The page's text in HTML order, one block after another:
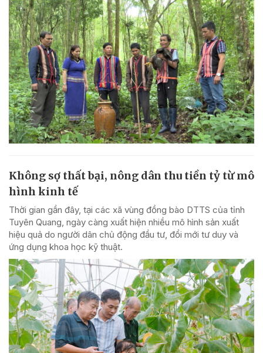
Không sợ thất bại, nông dân thu tiền tỷ từ mô
hình kinh tế
Thời gian gần đây, tại các xã vùng đồng bào DTTS của tỉnh
Tuyên Quang, ngày càng xuất hiện nhiều mô hình sản xuất
hiệu quả do người dân chủ động đầu tư, đổi mới tư duy và
ứng dụng khoa học kỹ thuật.